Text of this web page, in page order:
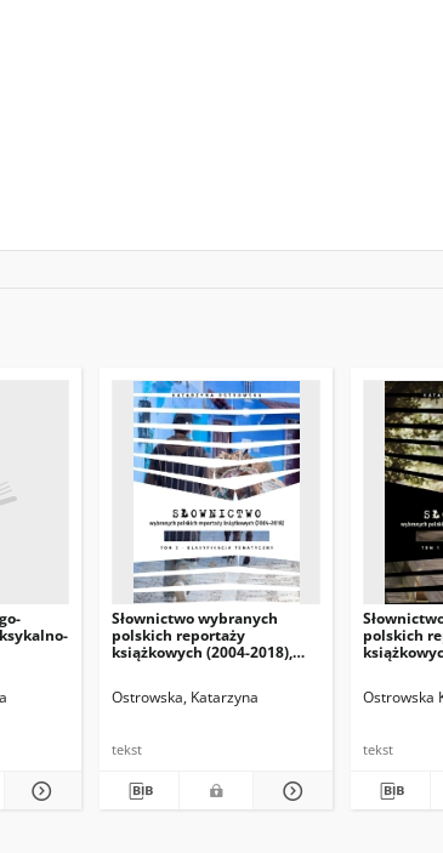
Słownictwo wybranych
polskich reportaży
książkowych (2004-2018),
Ostrowska, Katarzyna
tekst
polskich
Ostrowska
tekst